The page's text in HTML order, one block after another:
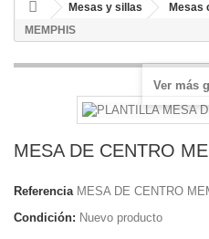
Mesas y sillas Mesas
MEMPHIS
Ver más
MESA DE CENTRO
Referencia MESA DE CENTRO
Condición: Nuevo producto